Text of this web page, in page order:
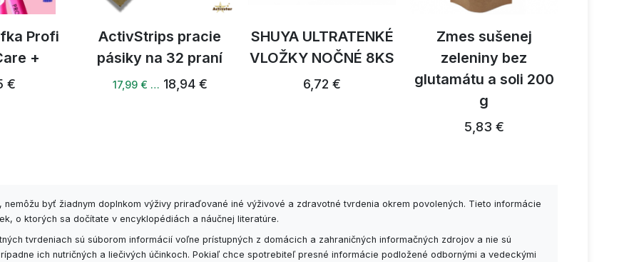
Profi
+
€
ActivStrips pracie
pásiky na 32 praní
17,99 € … 18,94 €
SHUYA ULTRATENKÉ
VLOŽKY NOČNÉ 8KS
6,72 €
Zmes sušenej
zeleniny bez
glutamátu a soli 200
g
5,83 €
nemôžu byť žiadnym doplnkom výživy priraďované iné výživové a zdravotné tvrdenia okrem povolených. Tieto informácie
o ktorých sa dočítate v encyklopédiách a náučnej literatúre.
tvrdeniach sú súborom informácií voľne prístupných z domácich a zahraničných informačných zdrojov a nie sú
ich nutričných a liečivých účinkoch. Pokiaľ chce spotrebiteľ presné informácie podložené odbornými a vedeckými